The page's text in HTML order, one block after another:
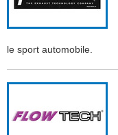
le sport automobile.